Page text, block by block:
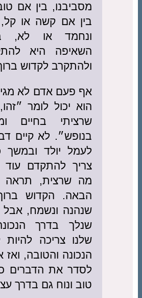
מסביבנו, בין אם
בין אם קשה או קל,
ונחמד או לא,
השאיפה היא
ולהתקרב לקדוש
אף פעם אדם לא
הוא יכול לומר
שרציתי בחיים
בנופש״. לא קיים
לעמל יולד ובמשך
צריך להתקדם עוד
מה שרצית,
הבאה. הקדוש
שנהנה ונשמח, אבל
שנלך בדרך
שלנו צריכה
הנכונה והטובה,
לסדר את הדברים
טוב ונוח גם בדרך